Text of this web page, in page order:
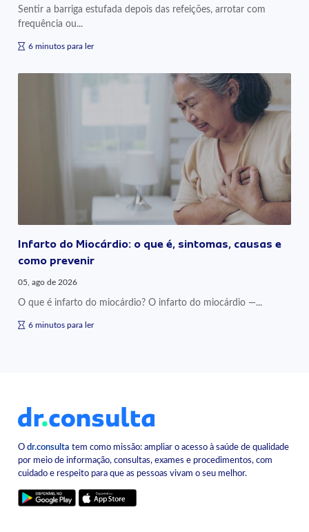
Sentir a barriga estufada depois das refeições, arrotar com
frequência ou...
6 minutos para ler
Infarto do Miocárdio: o que é, sintomas, causas e
como prevenir
05, ago de 2026
O que é infarto do miocárdio? O infarto do miocárdio —...
6 minutos para ler
Odr.consulta tem como missão: ampliar o acesso à saúde de qualidade
por meio de informação, consultas, exames e procedimentos, com
cuidado e respeito para que as pessoas vivam o seu melhor.